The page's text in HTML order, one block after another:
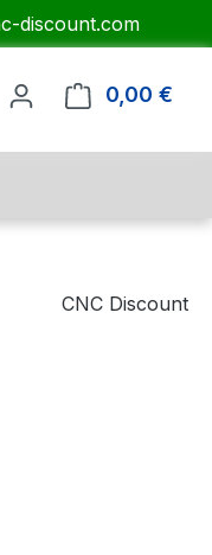
discount.com
0,00 €
CNC Discount